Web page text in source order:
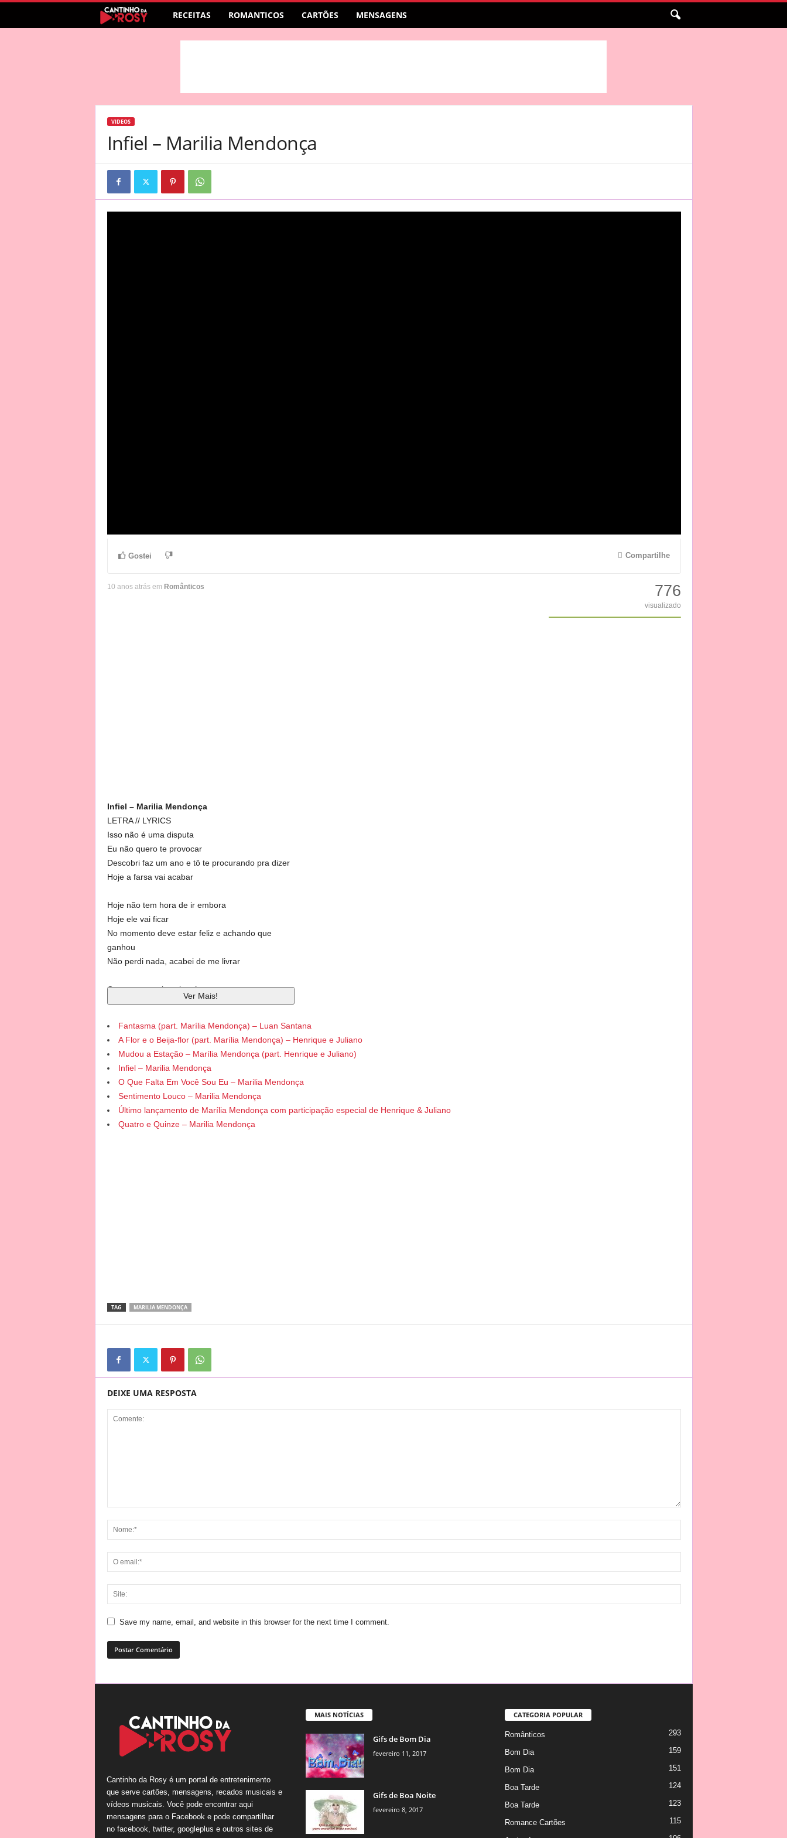
RECEITAS ROMANTICOS CARTÕES MENSAGENS
VIDEOS
Infiel – Marilia Mendonça
Gostei Compartilhe
10 anos atrás em Românticos 776
visualizado
Infiel – Marilia Mendonça
LETRA // LYRICS
Isso não é uma disputa
Eu não quero te provocar
Descobri faz um ano e tô te procurando pra dizer
Hoje a farsa vai acabar
Hoje não tem hora de ir embora
Hoje ele vai ficar
No momento deve estar feliz e achando que
ganhou
Não perdi nada, acabei de me livrar
Com certeza ele vai atrás, mas com outra
intenção
E agora será que aguenta a barra sozinha?
Se sabia de tudo, se vira a culpa não é minha
O seu prêmio que não vale nada, estou te
entregando
Pus as malas lá fora e ele ainda saiu chorando
Essa competição por amor só serviu pra me
Daqui um tempo você vai se acostumar
E ai vai ser a ela que vai enganar
Ver Mais!
Fantasma (part. Marília Mendonça) – Luan Santana
A Flor e o Beija-flor (part. Marília Mendonça) – Henrique e Juliano
Mudou a Estação – Marília Mendonça (part. Henrique e Juliano)
Infiel – Marilia Mendonça
O Que Falta Em Você Sou Eu – Marilia Mendonça
Sentimento Louco – Marilia Mendonça
Último lançamento de Marília Mendonça com participação especial de Henrique & Juliano
Quatro e Quinze – Marilia Mendonça
TAG MARILIA MENDONÇA
DEIXE UMA RESPOSTA
Save my name, email, and website in this browser for the next time I comment.
Cantinho da Rosy é um portal de entretenimento
que serve cartões, mensagens, recados musicais e
vídeos musicais. Você pode encontrar aqui
mensagens para o Facebook e pode compartilhar
no facebook, twitter, googleplus e outros sites de
MAIS NOTÍCIAS
Gifs de Bom Dia
fevereiro 11, 2017
Gifs de Boa Noite
fevereiro 8, 2017
CATEGORIA POPULAR
Românticos 293
Bom Dia 159
Bom Dia 151
Boa Tarde 124
Boa Tarde 123
Romance Cartões 115